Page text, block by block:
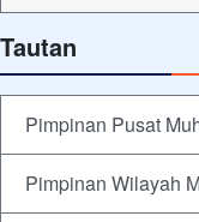
Tautan
Pimpinan Pusat
Pimpinan Wilayah